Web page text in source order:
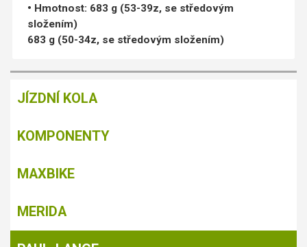
• Hmotnost: 683 g (53-39z, se středovým
složením)
683 g (50-34z, se středovým složením)
JÍZDNÍ KOLA
KOMPONENTY
MAXBIKE
MERIDA